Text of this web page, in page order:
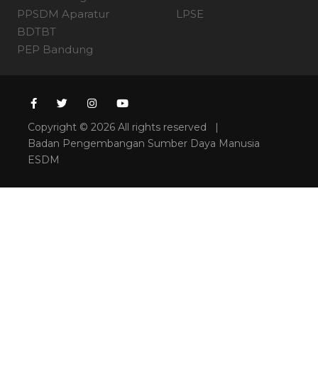
PPSDM Aparatur
BDTBT
PEP Bandung
LPSE
Copyright © 2026 All rights reserved |
Badan Pengembangan Sumber Daya Manusia
ESDM